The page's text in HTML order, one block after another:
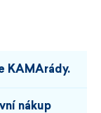
KAMArády.
nákup